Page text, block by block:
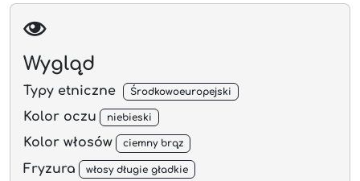
Wygląd
Typy etniczne Środkowoeuropejski
Kolor oczu niebieski
Kolor włosów ciemny brąz
Fryzura włosy długie gładkie